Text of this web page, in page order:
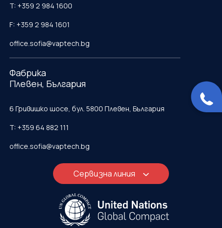
T: +359 2 984 1600
F: +359 2 984 1601
office.sofia@vaptech.bg
Фабрика
Плевен, България
6 Гривишко шосе, бул. 5800 Плевен, България
T: +359 64 882 111
office.sofia@vaptech.bg
Сервизна линия